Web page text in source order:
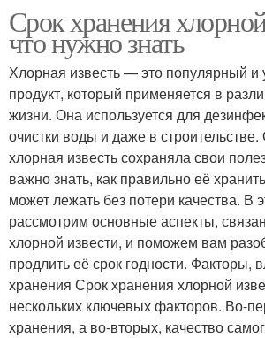
Срок хранения
что нужно знать
Хлорная известь — это популярный и
продукт, который применяется в
жизни. Она используется для
очистки воды и даже в
хлорная известь сохраняла свои
важно знать, как правильно её
может лежать без потери качества. В
рассмотрим основные аспекты,
хлорной извести, и поможем вам
продлить её срок годности. Факторы,
хранения Срок хранения хлорной
нескольких ключевых факторов. Во-
хранения, а во-вторых, качество